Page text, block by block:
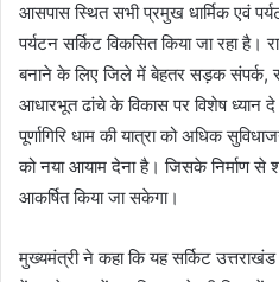
आसपास स्थित सभी प्रमुख धार्मिक एवं
पर्यटन सर्किट विकसित किया जा रहा
बनाने के लिए जिले में बेहतर सड़क संपर्क,
आधारभूत ढांचे के विकास पर विशेष ध्यान दे
पूर्णागिरि धाम की यात्रा को अधिक
को नया आयाम देना है। जिसके निर्माण से
आकर्षित किया जा सकेगा।
मुख्यमंत्री ने कहा कि यह सर्किट